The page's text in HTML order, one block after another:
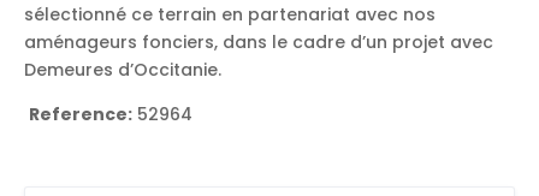
sélectionné ce terrain en partenariat avec nos
aménageurs fonciers, dans le cadre d’un projet avec
Demeures d’Occitanie.
Reference: 52964